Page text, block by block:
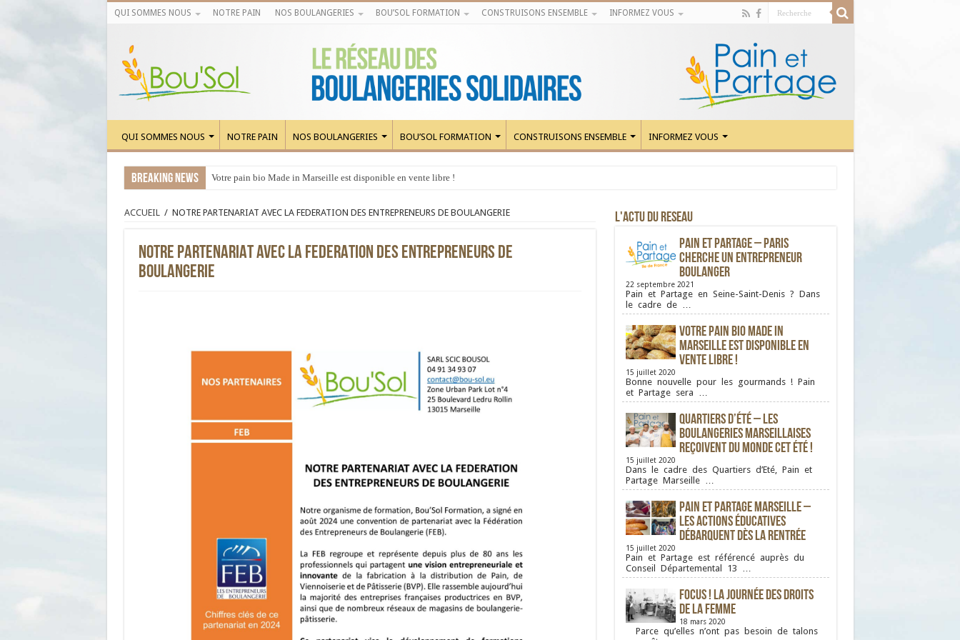
QUI SOMMES NOUS NOTRE PAIN NOS BOULANGERIES BOU’SOL FORMATION CONSTRUISONS ENSEMBLE INFORMEZ VOUS
QUI SOMMES NOUS NOTRE PAIN NOS BOULANGERIES BOU’SOL FORMATION CONSTRUISONS ENSEMBLE INFORMEZ VOUS
Breaking News Votre pain bio Made in Marseille est disponible en vente libre !
ACCUEIL / NOTRE PARTENARIAT AVEC LA FEDERATION DES ENTREPRENEURS DE BOULANGERIE
NOTRE PARTENARIAT AVEC LA FEDERATION DES ENTREPRENEURS DE
BOULANGERIE
L'ACTU DU RESEAU
Pain et Partage – Paris
cherche un entrepreneur
boulanger
22 septembre 2021
Pain et Partage en Seine-Saint-Denis ? Dans
le cadre de …
Votre pain bio Made in
Marseille est disponible en
vente libre !
15 juillet 2020
Bonne nouvelle pour les gourmands ! Pain
et Partage sera …
Quartiers d’été – Les
boulangeries Marseillaises
reçoivent du monde cet été !
15 juillet 2020
Dans le cadre des Quartiers d’Eté, Pain et
Partage Marseille …
Pain et Partage Marseille –
Les actions éducatives
débarquent dès la rentrée
15 juillet 2020
Pain et Partage est référencé auprès du
Conseil Départemental 13 …
FOCUS ! La journée des droits
de la femme
18 mars 2020
Parce qu’elles n’ont pas besoin de talons